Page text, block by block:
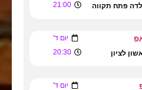
פתח תקווה 21:00
יום ד'
לציון 20:30
יום ד'